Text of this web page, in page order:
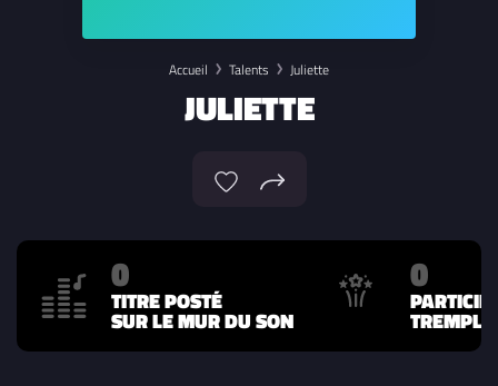
Accueil Talents Juliette
JULIETTE
0
TITRE POSTÉ
SUR LE MUR DU SON
0